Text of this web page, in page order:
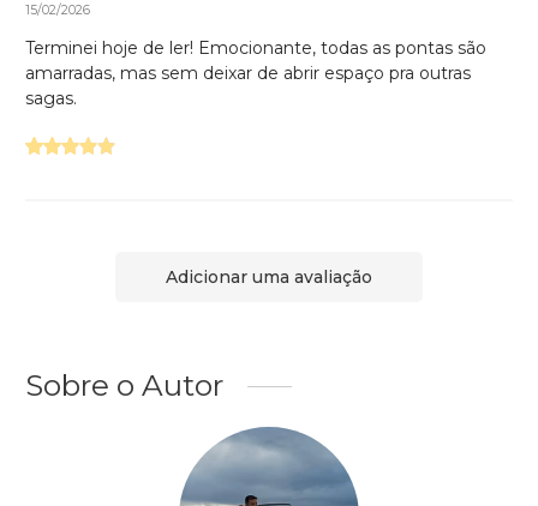
15/02/2026
Terminei hoje de ler! Emocionante, todas as pontas são
amarradas, mas sem deixar de abrir espaço pra outras
sagas.
Adicionar uma avaliação
Sobre o Autor